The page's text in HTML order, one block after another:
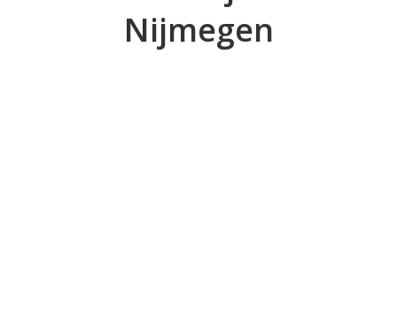
Nijmegen